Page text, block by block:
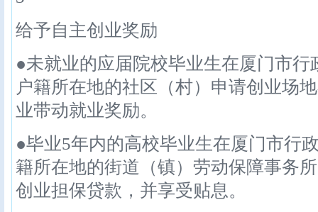
给予自主创业奖励
●未就业的应届院校毕业生在厦门市
户籍所在地的社区（村）申请创业场
业带动就业奖励。
●毕业5年内的高校毕业生在厦门市行
籍所在地的街道（镇）劳动保障事务
创业担保贷款，并享受贴息。